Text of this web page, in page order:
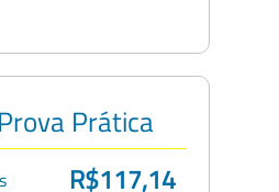
Prática
R$117,14